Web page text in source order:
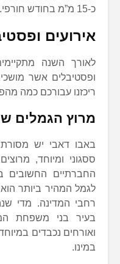
כ-15 מ”מ בחודש חורפי.
אירועים
לאורך השנה
ופסטיבלים אשר
ריכזנו עבורכם כמה
מרוץ הגמלים
באבו דאבי יש
ססגוני ומיוחד,
החברתיים החשובים
לגמל המהיר ביותר
רחבי המדינה. מדי
בעיר בני משפחת
ואורחים נכבדים
במינו.